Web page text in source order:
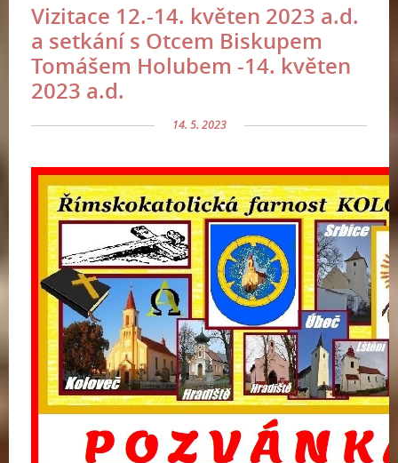
Vizitace 12.-14. květen 2023 a.d.
a setkání s Otcem Biskupem
Tomášem Holubem -14. květen
2023 a.d.
14. 5. 2023